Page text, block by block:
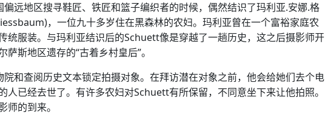
远地区搜寻鞋匠、铁匠和篮子编织者的时候，偶然结识了玛利亚.安娜.格
，一位九十多岁住在黑森林的农妇。玛利亚曾在一个富裕家庭农
统服装。与玛利亚结识后的Schuett像是穿越了一趟历史，这之后摄影师开
斯地区遗存的“古着乡村皇后”。
和查阅历史文本锁定拍摄对象。在拜访潜在对象之前，他会给她们去个电
人已经去世了。有许多农妇对Schuett有所保留，不同意坐下来让他拍照。
师的到来。